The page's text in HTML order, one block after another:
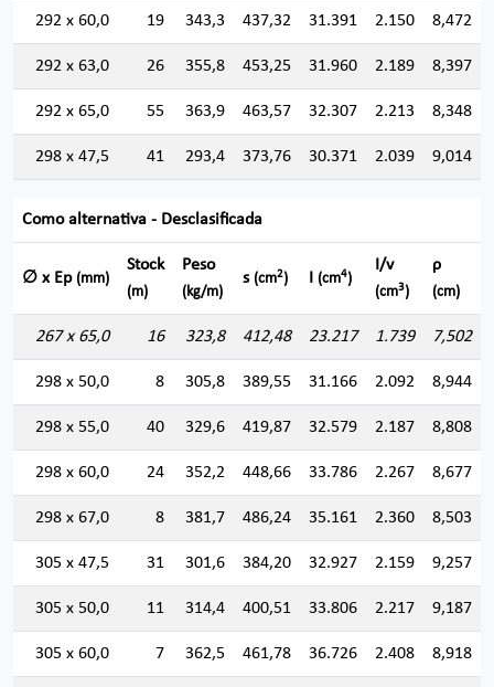
292 x 60,0 19 343,3 437,32 31.391 2.150 8,472
292 x 63,0 26 355,8 453,25 31.960 2.189 8,397
292 x 65,0 55 363,9 463,57 32.307 2.213 8,348
298 x 47,5 41 293,4 373,76 30.371 2.039 9,014
Como alternativa - Desclasificada
∅ x Ep (mm)
Stock
(m)
Peso
(kg/m)
s (cm2) I (cm4)
I/v
(cm3)
ρ
(cm)
267 x 65,0 16 323,8 412,48 23.217 1.739 7,502
298 x 50,0 8 305,8 389,55 31.166 2.092 8,944
298 x 55,0 40 329,6 419,87 32.579 2.187 8,808
298 x 60,0 24 352,2 448,66 33.786 2.267 8,677
298 x 67,0 8 381,7 486,24 35.161 2.360 8,503
305 x 47,5 31 301,6 384,20 32.927 2.159 9,257
305 x 50,0 11 314,4 400,51 33.806 2.217 9,187
305 x 60,0 7 362,5 461,78 36.726 2.408 8,918